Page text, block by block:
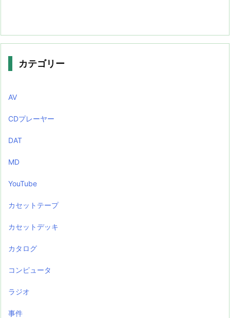
カテゴリー
AV
CDプレーヤー
DAT
MD
YouTube
カセットテープ
カセットデッキ
カタログ
コンピュータ
ラジオ
事件